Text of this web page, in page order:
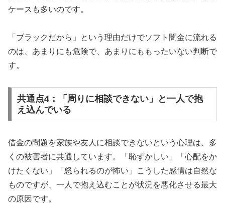
ケースも多いのです。
「ブラックだから」という理由だけでソフト闇金に流れる
のは、あまりにも危険で、あまりにももったいない判断で
す。
共通点4：「周りに相談できない」と一人で抱
え込んでいる
借金の問題を家族や友人に相談できないという心理は、多
くの被害者に共通しています。「恥ずかしい」「心配をか
けたくない」「怒られるのが怖い」こうした感情は自然な
ものですが、一人で抱え込むことが状況を悪化させる最大
の原因です。